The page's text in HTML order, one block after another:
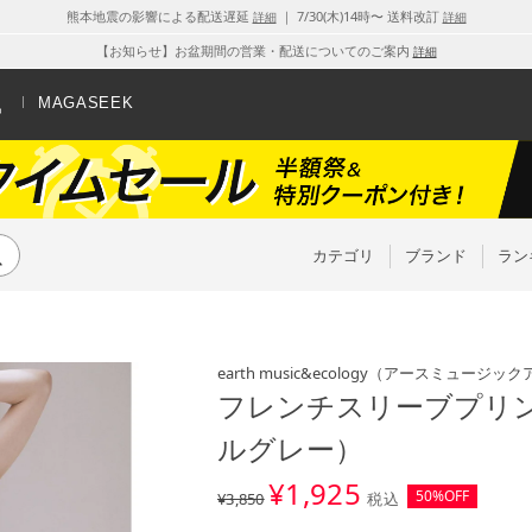
熊本地震の影響による配送遅延 詳細｜ 7/30(木)14時〜 送料改訂 詳細
【お知らせ】お盆期間の営業・配送についてのご案内 詳細
MAGASEEK
カテゴリ ブランド ラ
earth music&ecology （アースミュージッ
フレンチスリーブプリ
ルグレー）
¥3,850¥1,925 税込 50%OFF